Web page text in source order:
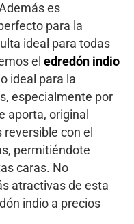
es
para la
ideal para todas
el edredón indio
ideal para la
especialmente por
aporta, original
con el
permitiéndote
caras. No
atractivas de esta
indio a precios